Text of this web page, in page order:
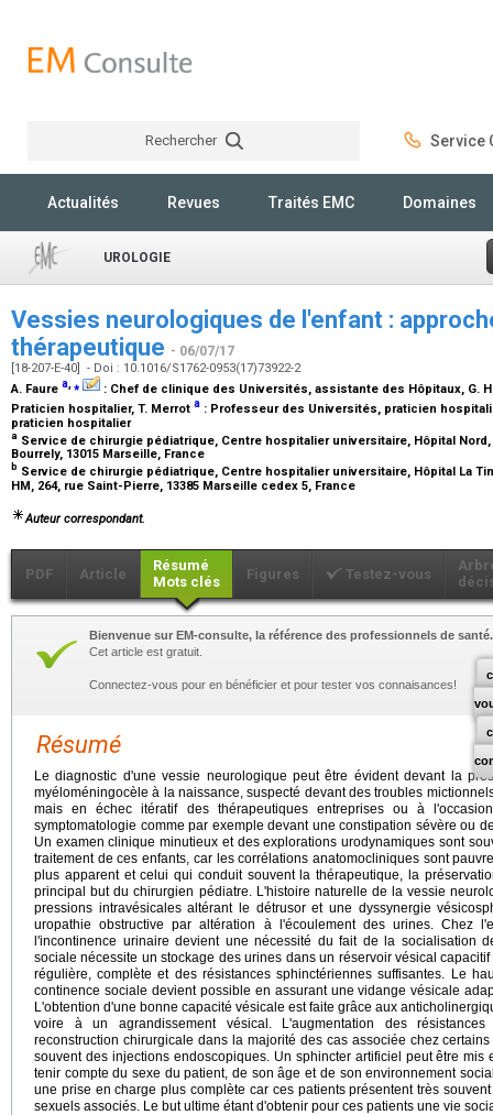
Rechercher Service
Actualités Revues Traités EMC Domaines
UROLOGIE
Vessies neurologiques de l'enfant :
thérapeutique - 06/07/17
[18-207-E-40] - Doi : 10.1016/S1762-0953(17)73922-2
A. Faure a,⁎ : Chef de clinique des Universités, assistante des Hôpitaux, G.
Praticien hospitalier, T. Merrot a : Professeur des Universités, praticien
praticien hospitalier
a Service de chirurgie pédiatrique, Centre hospitalier universitaire, Hôpital
Bourrely, 13015 Marseille, France
b Service de chirurgie pédiatrique, Centre hospitalier universitaire, Hôpital La
HM, 264, rue Saint-Pierre, 13385 Marseille cedex 5, France
Auteur correspondant.
PDF Article
Résumé
Mots clés
Figures Testez-vous
Bienvenue sur EM-consulte, la référence des professionnels de santé.
Cet article est gratuit.
Connectez-vous pour en bénéficier et pour tester vos connaisances!
Résumé
Le diagnostic d'une vessie neurologique peut être évident devant la
myéloméningocèle à la naissance, suspecté devant des troubles
mais en échec itératif des thérapeutiques entreprises ou à
symptomatologie comme par exemple devant une constipation sévère ou
Un examen clinique minutieux et des explorations urodynamiques sont
traitement de ces enfants, car les corrélations anatomocliniques sont
plus apparent et celui qui conduit souvent la thérapeutique, la
principal but du chirurgien pédiatre. L'histoire naturelle de la vessie
pressions intravésicales altérant le détrusor et une dyssynergie
uropathie obstructive par altération à l'écoulement des urines. Chez
l'incontinence urinaire devient une nécessité du fait de la socialisation
sociale nécessite un stockage des urines dans un réservoir vésical
régulière, complète et des résistances sphinctériennes suffisantes. Le
continence sociale devient possible en assurant une vidange vésicale
L'obtention d'une bonne capacité vésicale est faite grâce aux
voire à un agrandissement vésical. L'augmentation des
reconstruction chirurgicale dans la majorité des cas associée chez
souvent des injections endoscopiques. Un sphincter artificiel peut être mis
tenir compte du sexe du patient, de son âge et de son environnement
une prise en charge plus complète car ces patients présentent très
sexuels associés. Le but ultime étant d'obtenir pour ces patients une vie